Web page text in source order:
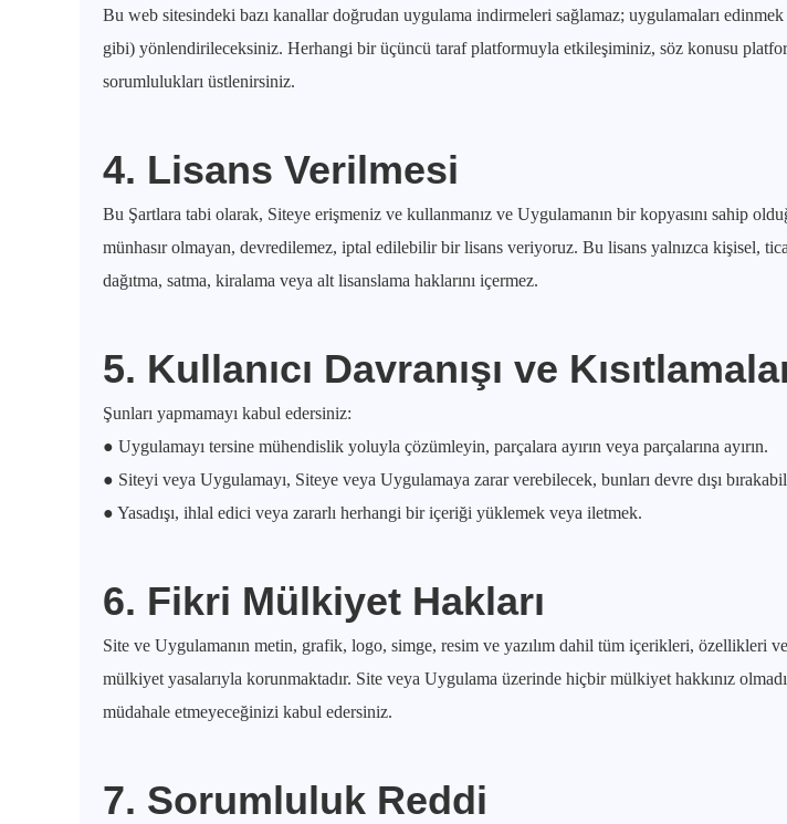
Bu web sitesindeki bazı kanallar doğrudan uygulama indirmeleri sağlamaz; uygulamaları
gibi) yönlendirileceksiniz. Herhangi bir üçüncü taraf platformuyla etkileşiminiz, söz konusu
sorumlulukları üstlenirsiniz.
4. Lisans Verilmesi
Bu Şartlara tabi olarak, Siteye erişmeniz ve kullanmanız ve Uygulamanın bir kopyasını sahip
münhasır olmayan, devredilemez, iptal edilebilir bir lisans veriyoruz. Bu lisans yalnızca kişisel,
dağıtma, satma, kiralama veya alt lisanslama haklarını içermez.
5. Kullanıcı Davranışı ve
Şunları yapmamayı kabul edersiniz:
● Uygulamayı tersine mühendislik yoluyla çözümleyin, parçalara ayırın veya parçalarına ayırın.
● Siteyi veya Uygulamayı, Siteye veya Uygulamaya zarar verebilecek, bunları devre dışı
● Yasadışı, ihlal edici veya zararlı herhangi bir içeriği yüklemek veya iletmek.
6. Fikri Mülkiyet Hakları
Site ve Uygulamanın metin, grafik, logo, simge, resim ve yazılım dahil tüm içerikleri, özellikleri
mülkiyet yasalarıyla korunmaktadır. Site veya Uygulama üzerinde hiçbir mülkiyet hakkınız
müdahale etmeyeceğinizi kabul edersiniz.
7. Sorumluluk Reddi